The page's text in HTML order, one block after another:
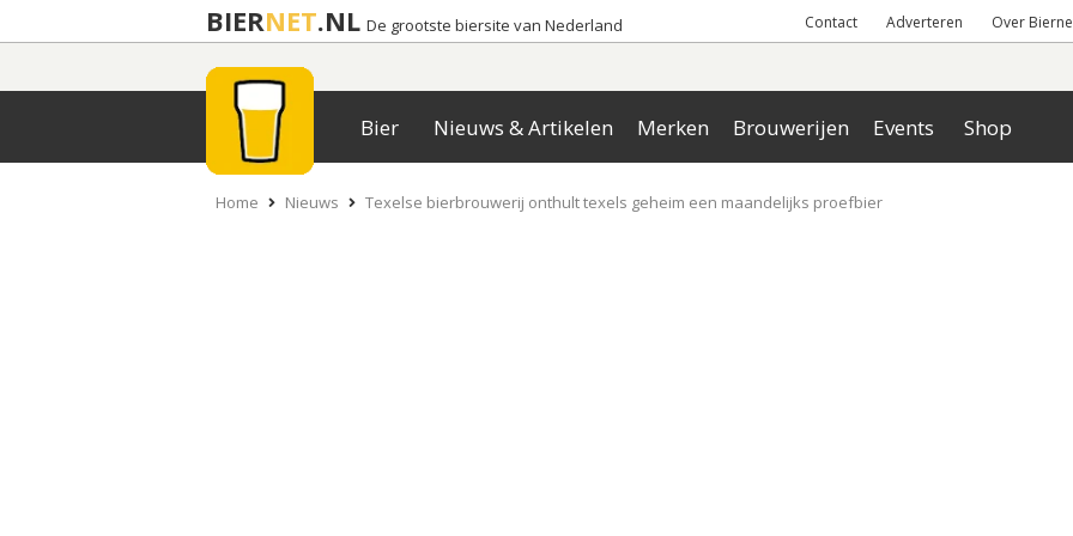
BIERNET.NL De grootste biersite van Nederland Contact Adverteren Over
Bier Nieuws & Artikelen Merken Brouwerijen Events Shop
Home Nieuws Texelse bierbrouwerij onthult texels geheim een maandelijks proefbier